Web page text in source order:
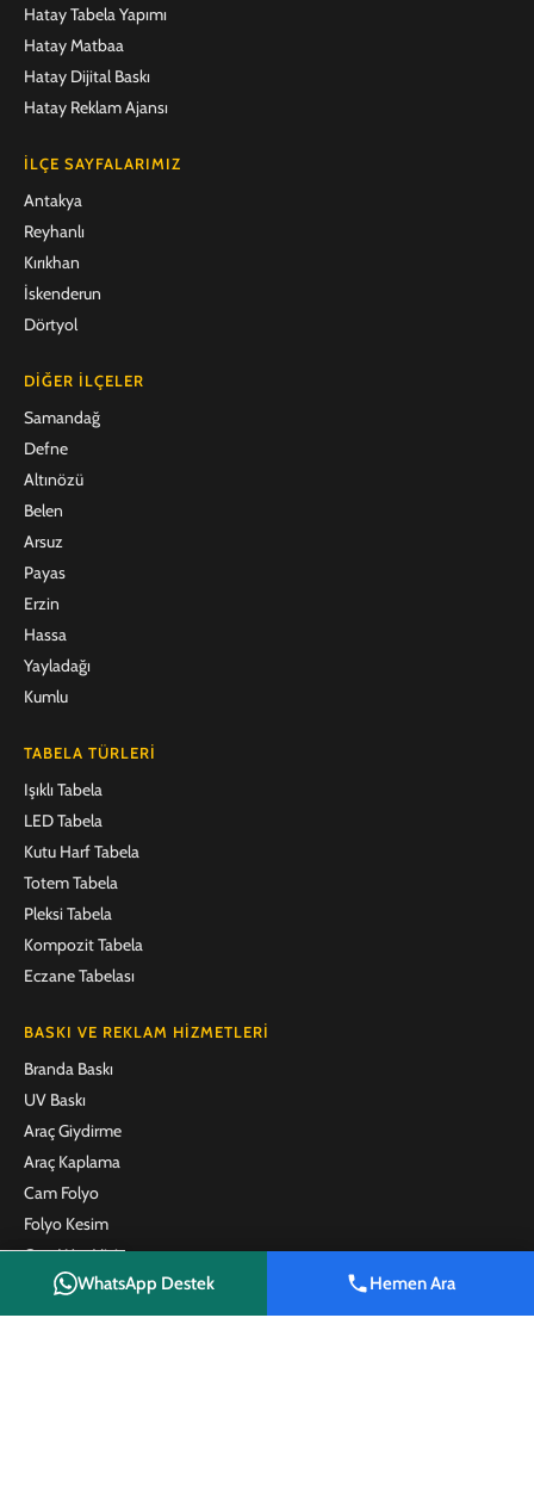
WishlistCart My account
Hatay Tabela Yapımı
Hatay Matbaa
Hatay Dijital Baskı
Hatay Reklam Ajansı
İLÇE SAYFALARIMIZ
Antakya
Reyhanlı
Kırıkhan
İskenderun
Dörtyol
DIĞER İLÇELER
Samandağ
Defne
Altınözü
Belen
Arsuz
Payas
Erzin
Hassa
Yayladağı
Kumlu
TABELA TÜRLERI
Işıklı Tabela
LED Tabela
Kutu Harf Tabela
Totem Tabela
Pleksi Tabela
Kompozit Tabela
Eczane Tabelası
BASKI VE REKLAM HIZMETLERI
Branda Baskı
UV Baskı
Araç Giydirme
Araç Kaplama
Cam Folyo
Folyo Kesim
One Way Vision
Emlak Brandası
Emlak Afişi
WhatsApp Destek Hemen Ara